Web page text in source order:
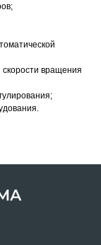
скорости вращения